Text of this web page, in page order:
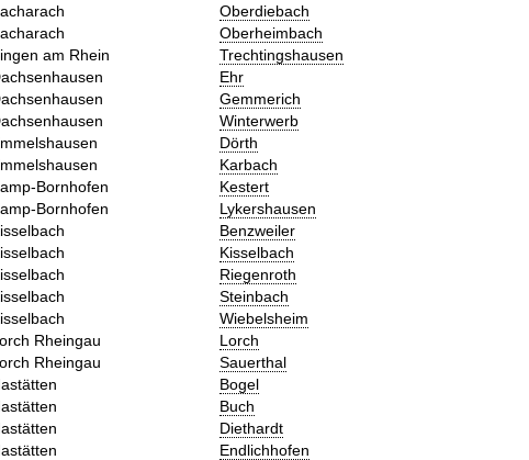
Oberdiebach
Oberheimbach
am Rhein
Trechtingshausen
Ehr
Gemmerich
Winterwerb
Dörth
Karbach
Bornhofen
Kestert
Bornhofen
Lykershausen
Benzweiler
Kisselbach
Riegenroth
Steinbach
Wiebelsheim
Rheingau
Lorch
Rheingau
Sauerthal
Bogel
Buch
Diethardt
Endlichhofen